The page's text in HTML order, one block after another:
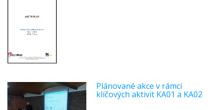
Plánované akce v rámci
klíčových aktivit KA01 a KA02